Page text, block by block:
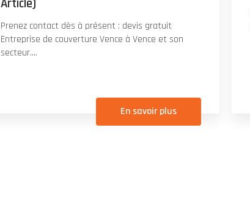
Article)
Prenez contact dès à présent : devis gratuit
Entreprise de couverture Vence à Vence et son
secteur....
En savoir plus